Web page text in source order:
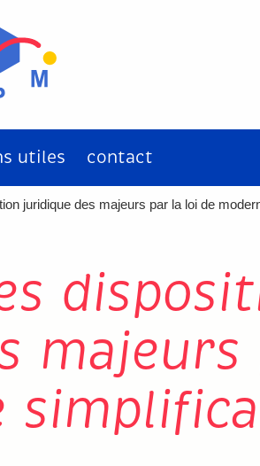
utiles contact
juridique des majeurs par la loi de